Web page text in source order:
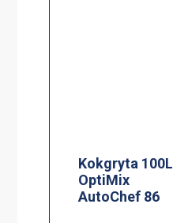
Kokgryta 100L
OptiMix
AutoChef 86